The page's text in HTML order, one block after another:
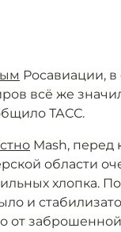
Росавиации, в
всё же
ТАСС.
Mash,
области
хлопка.
и
от